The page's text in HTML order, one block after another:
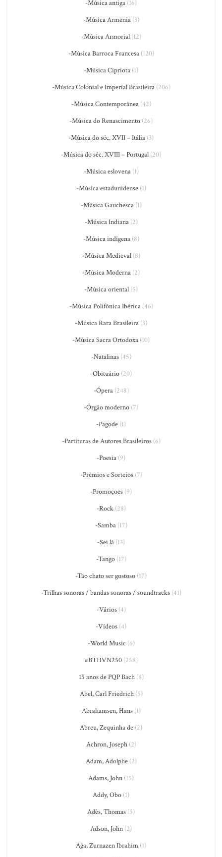
-Música antiga (16)
-Música Armênia(3)
-Música Armorial(12)
-Música Barroca Francesa(120)
-Música Cipriota (1)
-Música Colonial e Imperial Brasileira(206)
-Música Contemporânea(42)
-Música do Renascimento (26)
-Música do séc. XVII – Itália (3)
-Música do séc. XVIII – Portugal (20)
-Música eslovena(1)
-Música estadunidense(1)
-Música Gauchesca(1)
-Música Indiana(2)
-Música indígena(8)
-Música Medieval(8)
-Música Moderna (2)
-Música oriental (5)
-Música Polifônica Ibérica(46)
-Música Rara Brasileira (3)
-Música Sacra Ortodoxa (10)
-Natalinas(45)
-Obituário (20)
-Ópera(248)
-Órgão moderno (7)
-Pagode (1)
-Partituras de Autores Brasileiros(6)
-Poesia (9)
-Prêmios e Sorteios(7)
-Promoções (9)
-Rock(28)
-Samba(17)
-Sei lá (13)
-Tango(17)
-Tão chato ser gostoso (17)
-Trilhas sonoras / bandas sonoras / soundtracks(41)
-Vários(4)
-Vídeos (4)
-World Music (6)
#BTHVN250(258)
15 anos de PQP Bach(8)
Abel, Carl Friedrich(5)
Abrahamsen, Hans(1)
Abreu, Zequinha de (2)
Achron, Joseph(2)
Adam, Adolphe(2)
Adams, John (15)
Addy, Obo (1)
Adès, Thomas (5)
Adson, John (2)
Ağa, Zurnazen Ibrahim (1)